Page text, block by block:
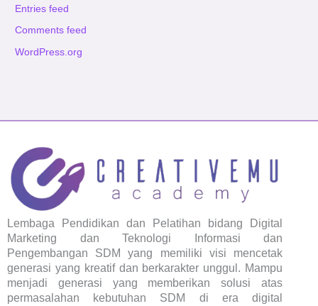
Entries feed
Comments feed
WordPress.org
Lembaga Pendidikan dan Pelatihan bidang Digital
Marketing dan Teknologi Informasi dan
Pengembangan SDM yang memiliki visi mencetak
generasi yang kreatif dan berkarakter unggul. Mampu
menjadi generasi yang memberikan solusi atas
permasalahan kebutuhan SDM di era digital